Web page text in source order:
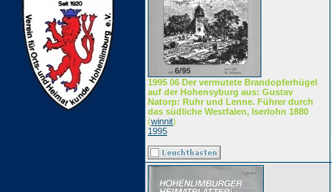
1995 06 Der vermutete Brandopferhügel
auf der Hohensyburg aus: Gustav
Natorp: Ruhr und Lenne. Führer durch
das südliche Westfalen, Iserlohn 1880
(winnit)
1995